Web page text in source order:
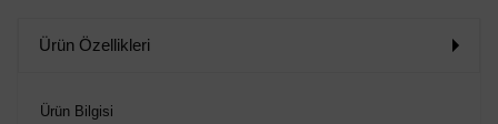
Ürün Özellikleri
Ürün Bilgisi